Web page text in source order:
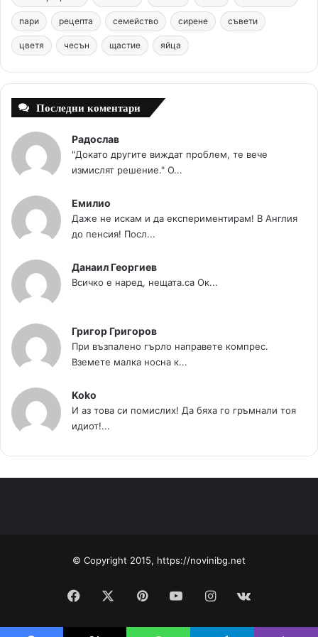
o
k
e
s
t
e
r
m
пари рецепта семейство сирене съвети
цветя чесън щастие яйца
Последни коментари
Радослав
"Докато другите виждат проблем, те вече
измислят решение." О...
Емилио
Даже не искам и да експериментирам! В Англия
до пенсия! Посл...
Данаил Георгиев
Всичко е наред, нещата.са Ок...
Григор Григоров
При възпалено гърло направете компрес.
Вземете малка носна к...
Koko
И аз това си помислих! Да бяха го гръмнали тоя
идиот!...
© Copyright 2015, https://novinibg.net
Facebook PinterestYouTubeInstagram